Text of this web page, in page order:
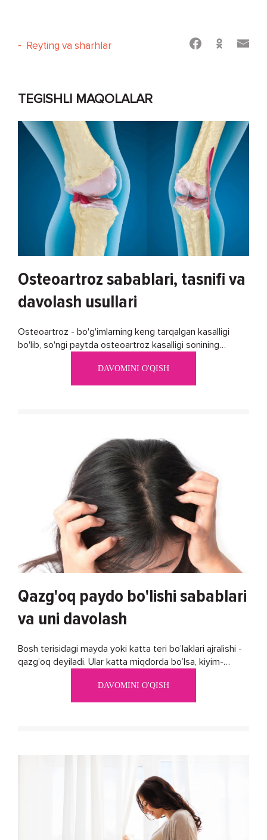
- Reyting va sharhlar
TEGISHLI MAQOLALAR
Osteoartroz sabablari, tasnifi va
davolash usullari
Osteoartroz - bo'g'imlarning keng tarqalgan kasalligi
bo'lib, so'ngi paytda osteoartroz kasalligi sonining
DAVOMINI O'QISH
Qazg'oq paydo bo'lishi sabablari
va uni davolash
Bosh terisidagi mayda yoki katta teri bo’laklari ajralishi -
qazg’oq deyiladi. Ular katta miqdorda bo’lsa, kiyim-
DAVOMINI O'QISH